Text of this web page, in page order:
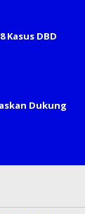
Kasus DBD
Dukung